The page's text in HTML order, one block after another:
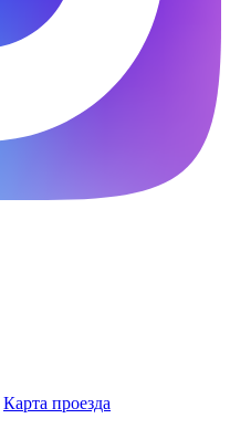
Карта проезда